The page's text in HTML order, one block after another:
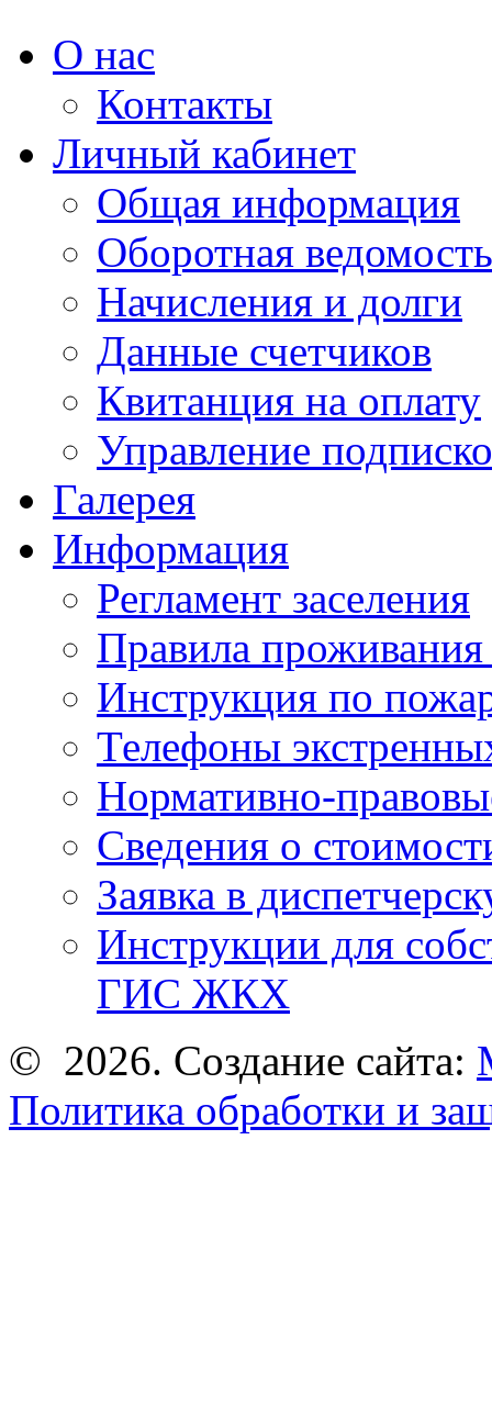
О нас
Контакты
Личный кабинет
Общая информация
Оборотная ведомость
Начисления и долги
Данные счетчиков
Квитанция на оплату
Управление
Галерея
Информация
Регламент заселения
Правила
Инструкция по
Телефоны
Нормативно-
Сведения о
Заявка в
Инструкции для
ГИС ЖКХ
© 2026. Создание сайта:
Политика обработки и